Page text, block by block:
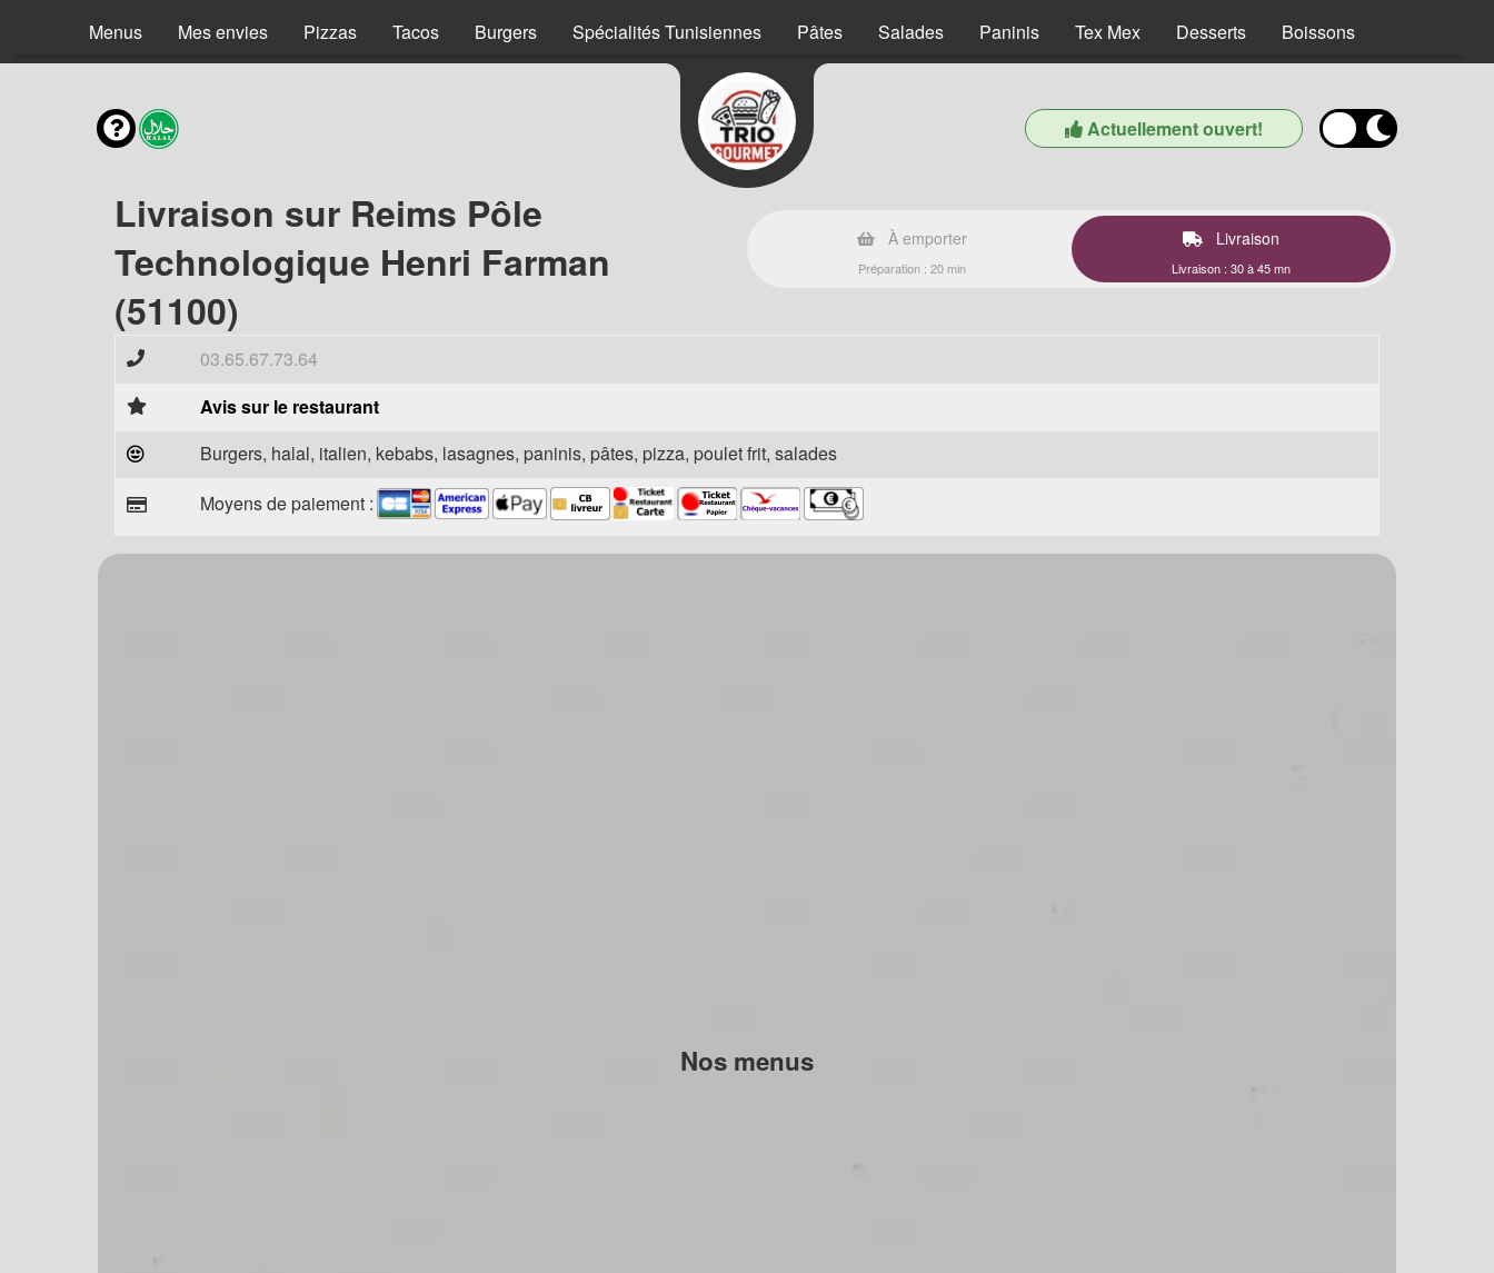
Menus Mes envies Pizzas Tacos Burgers Spécialités Tunisiennes Pâtes Salades Paninis Tex Mex Desserts Boissons
Actuellement ouvert!
Livraison sur Reims Pôle
Technologique Henri Farman
(51100)
À emporter
Préparation : 20 min
Livraison
Livraison : 30 à 45 mn
03.65.67.73.64
Avis sur le restaurant
Burgers, halal, italien, kebabs, lasagnes, paninis, pâtes, pizza, poulet frit, salades
Moyens de paiement :
Nos menus